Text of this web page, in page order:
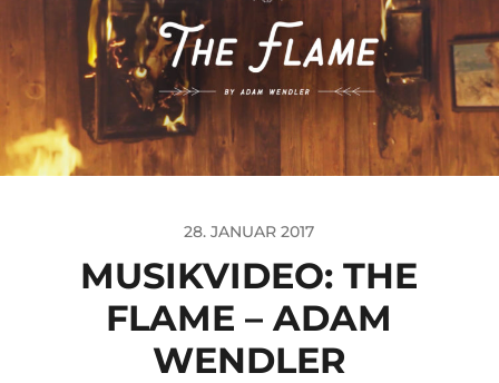
28. JANUAR 2017
MUSIKVIDEO: THE
FLAME – ADAM
WENDLER